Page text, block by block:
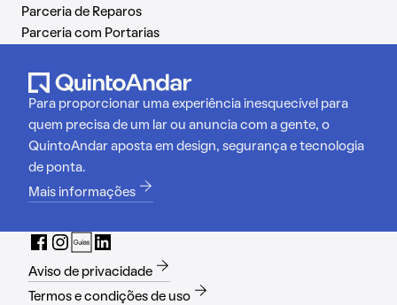
Parceria de Reparos
Parceria com Portarias
Para proporcionar uma experiência inesquecível para
quem precisa de um lar ou anuncia com a gente, o
QuintoAndar aposta em design, segurança e tecnologia
de ponta.
Mais informações
Aviso de privacidade
Termos e condições de uso